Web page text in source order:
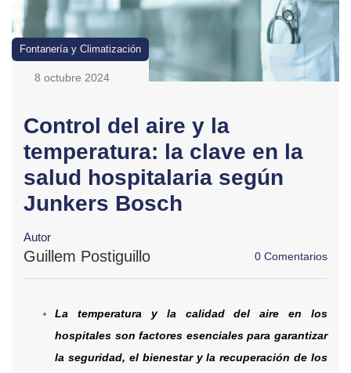
Fontanería y Climatización
8 octubre 2024
Control del aire y la
temperatura: la clave en la
salud hospitalaria según
Junkers Bosch
Autor
Guillem Postiguillo 0 Comentarios
La temperatura y la calidad del aire en los
hospitales son factores esenciales para garantizar
la seguridad, el bienestar y la recuperación de los